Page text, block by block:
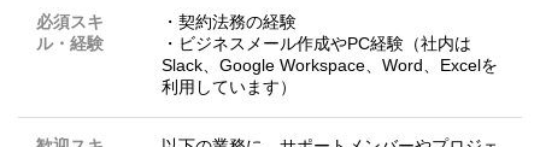
必須スキ
ル・経験
・契約法務の経験
・ビジネスメール作成やPC経験（社内は
Slack、Google Workspace、Word、Excelを
利用しています）